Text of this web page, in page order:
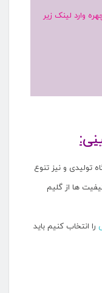
وارد لینک زیر
تولیدی و نیز تنوع
ها از گلیم
را انتخاب کنیم باید